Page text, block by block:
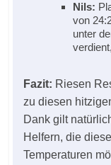
Nils:
von
unter
Fazit: Riesen
zu diesen
Dank gilt
Helfern, die
Temperaturen